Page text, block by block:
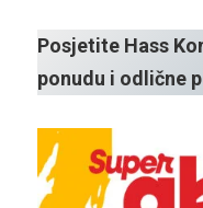
Posjetite Hass
ponudu i odlične